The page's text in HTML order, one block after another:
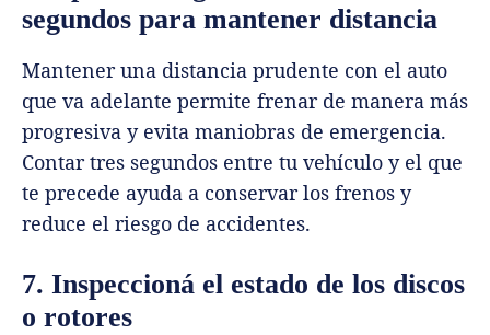
segundos para mantener distancia
Mantener una distancia prudente con el auto
que va adelante permite frenar de manera más
progresiva y evita maniobras de emergencia.
Contar tres segundos entre tu vehículo y el que
te precede ayuda a conservar los frenos y
reduce el riesgo de accidentes.
7. Inspeccioná el estado de los discos
o rotores